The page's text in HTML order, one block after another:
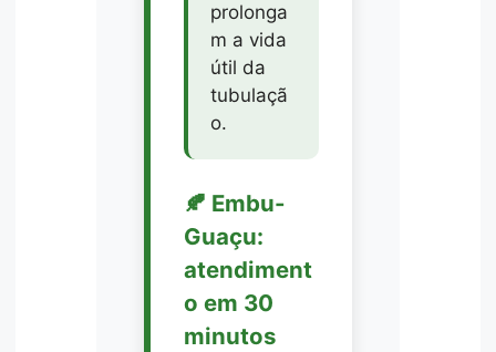
prolonga
m a vida
útil da
tubulaçã
o.
🍂 Embu-
Guaçu:
atendiment
o em 30
minutos